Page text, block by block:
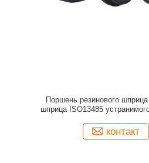
Поршень резинового
шприца ISO13485
контакт